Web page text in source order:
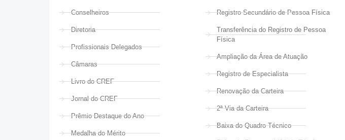
Conselheiros
Diretoria
Profissionais Delegados
Câmaras
Livro do CREF
Jornal do CREF
Prêmio Destaque do Ano
Medalha do Mérito
Registro Secundário de Pessoa Física
Transferência do Registro de Pessoa
Física
Ampliação da Área de Atuação
Registro de Especialista
Renovação da Carteira
2ª Via da Carteira
Baixa do Quadro Técnico